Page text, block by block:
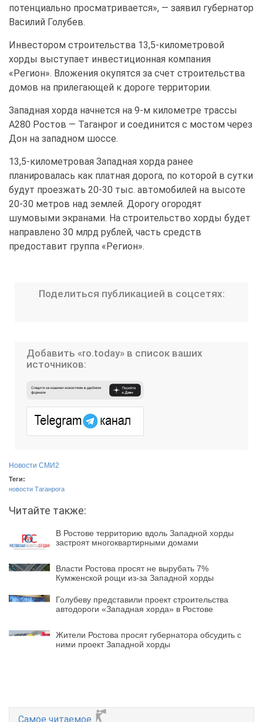
потенциально просматривается», — заявил губернатор
Василий Голубев.
Инвестором строительства 13,5-километровой
хорды выступает инвестиционная компания
«Регион». Вложения окупятся за счет строительства
домов на прилегающей к дороге территории.
Западная хорда начнется на 9-м километре трассы
А280 Ростов — Таганрог и соединится с мостом через
Дон на западном шоссе.
13,5-километровая Западная хорда ранее
планировалась как платная дорога, по которой в сутки
будут проезжать 20-30 тыс. автомобилей на высоте
20-30 метров над землей. Дорогу огородят
шумовыми экранами. На строительство хорды будет
направлено 30 млрд рублей, часть средств
предоставит группа «Регион».
Поделиться публикацией в соцсетях:
Добавить «ro.today» в список ваших
источников:
Новости СМИ2
Теги:
новости Таганрога
Читайте также:
В Ростове территорию вдоль Западной хорды
застроят многоквартирными домами
Власти Ростова просят не вырубать 7%
Кумженской рощи из-за Западной хорды
Голубеву представили проект строительства
автодороги «Западная хорда» в Ростове
Жители Ростова просят губернатора обсудить с
ними проект Западной хорды
Самое читаемое